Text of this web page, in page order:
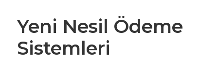
Yeni Nesil Ödeme
Sistemleri